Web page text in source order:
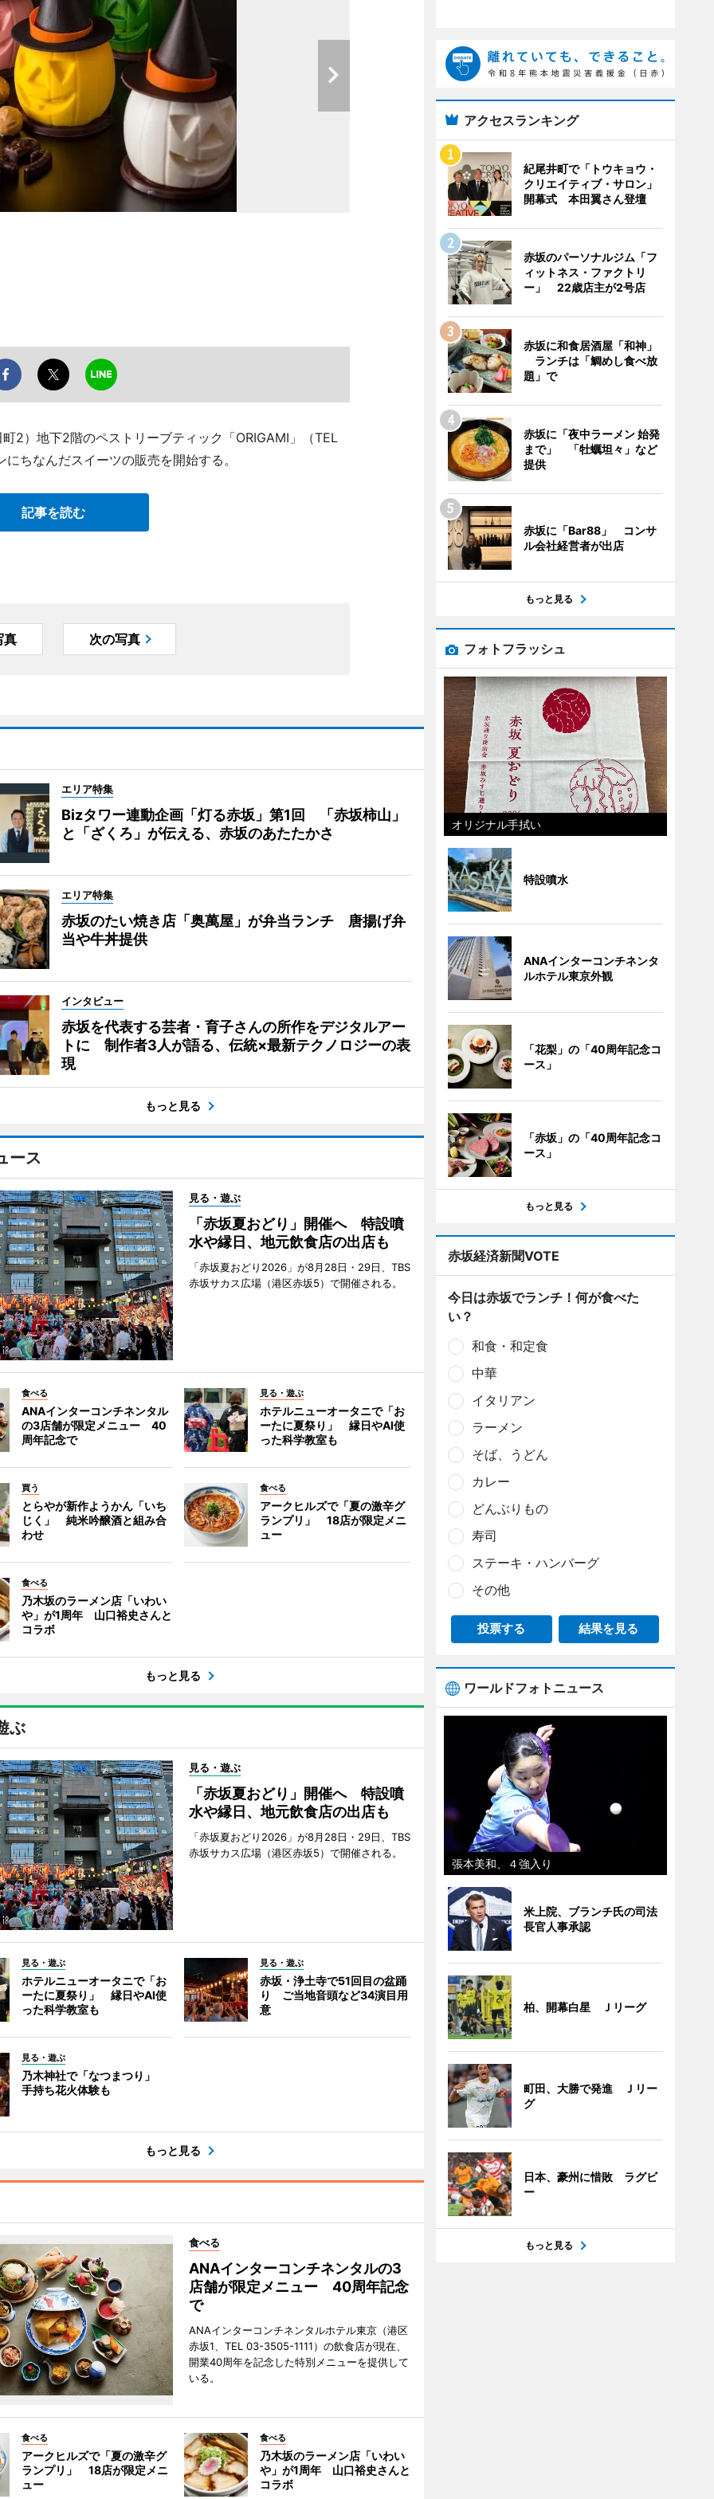
2）地下2階のペストリーブティック「ORIGAMI」（TEL
ちなんだスイーツの販売を開始する。
記事を読む
真 次の写真
エリア特集
Bizタワー連動企画「灯る赤坂」第1回 「赤坂柿山」
と「ざくろ」が伝える、赤坂のあたたかさ
エリア特集
赤坂のたい焼き店「奥萬屋」が弁当ランチ 唐揚げ弁
当や牛丼提供
インタビュー
赤坂を代表する芸者・育子さんの所作をデジタルアー
トに 制作者3人が語る、伝統×最新テクノロジーの表
現
もっと見る
ース
見る・遊ぶ
「赤坂夏おどり」開催へ 特設噴
水や縁日、地元飲食店の出店も
「赤坂夏おどり2026」が8月28日・29日、TBS
赤坂サカス広場（港区赤坂5）で開催される。
食べる
ANAインターコンチネンタル
の3店舗が限定メニュー 40
周年記念で
見る・遊ぶ
ホテルニューオータニで「お
ーたに夏祭り」 縁日やAI使
った科学教室も
買う
とらやが新作ようかん「いち
じく」 純米吟醸酒と組み合
わせ
食べる
アークヒルズで「夏の激辛グ
ランプリ」 18店が限定メニ
ュー
食べる
乃木坂のラーメン店「いわい
や」が1周年 山口裕史さんと
コラボ
もっと見る
ぶ
見る・遊ぶ
「赤坂夏おどり」開催へ 特設噴
水や縁日、地元飲食店の出店も
「赤坂夏おどり2026」が8月28日・29日、TBS
赤坂サカス広場（港区赤坂5）で開催される。
見る・遊ぶ
ホテルニューオータニで「お
ーたに夏祭り」 縁日やAI使
った科学教室も
見る・遊ぶ
赤坂・浄土寺で51回目の盆踊
り ご当地音頭など34演目用
意
見る・遊ぶ
乃木神社で「なつまつり」
手持ち花火体験も
もっと見る
食べる
ANAインターコンチネンタルの3
店舗が限定メニュー 40周年記念
で
ANAインターコンチネンタルホテル東京（港区
赤坂1、TEL 03-3505-1111）の飲食店が現在、
開業40周年を記念した特別メニューを提供して
いる。
食べる
アークヒルズで「夏の激辛グ
ランプリ」 18店が限定メニ
ュー
食べる
乃木坂のラーメン店「いわい
や」が1周年 山口裕史さんと
コラボ
アクセスランキング
紀尾井町で「トウキョウ・
クリエイティブ・サロン」
開幕式 本田翼さん登壇
赤坂のパーソナルジム「フ
ィットネス・ファクトリ
ー」 22歳店主が2号店
赤坂に和食居酒屋「和神」
ランチは「鯛めし食べ放
題」で
赤坂に「夜中ラーメン 始発
まで」 「牡蠣坦々」など
提供
赤坂に「Bar88」 コンサ
ル会社経営者が出店
もっと見る
フォトフラッシュ
オリジナル手拭い
特設噴水
ANAインターコンチネンタ
ルホテル東京外観
「花梨」の「40周年記念コ
ース」
「赤坂」の「40周年記念コ
ース」
もっと見る
赤坂経済新聞VOTE
今日は赤坂でランチ！何が食べた
い？
和食・和定食
中華
イタリアン
ラーメン
そば、うどん
カレー
どんぶりもの
寿司
ステーキ・ハンバーグ
その他
投票する 結果を見る
ワールドフォトニュース
張本美和、４強入り
米上院、ブランチ氏の司法
長官人事承認
柏、開幕白星 Ｊリーグ
町田、大勝で発進 Ｊリー
グ
日本、豪州に惜敗 ラグビ
ー
もっと見る